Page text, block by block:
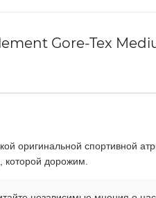
Gore-Tex
оригинальной спортивной
дорожим.